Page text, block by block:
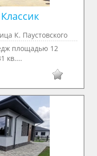
К. Паустовского
площадью 12
кв....